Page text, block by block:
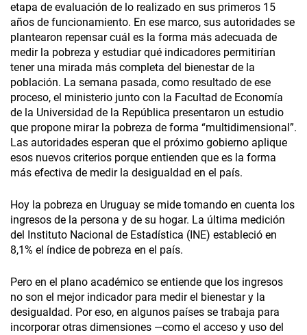
etapa de evaluación de lo realizado en sus primeros 15
años de funcionamiento. En ese marco, sus autoridades se
plantearon repensar cuál es la forma más adecuada de
medir la pobreza y estudiar qué indicadores permitirían
tener una mirada más completa del bienestar de la
población. La semana pasada, como resultado de ese
proceso, el ministerio junto con la Facultad de Economía
de la Universidad de la República presentaron un estudio
que propone mirar la pobreza de forma “multidimensional”.
Las autoridades esperan que el próximo gobierno aplique
esos nuevos criterios porque entienden que es la forma
más efectiva de medir la desigualdad en el país.
Hoy la pobreza en Uruguay se mide tomando en cuenta los
ingresos de la persona y de su hogar. La última medición
del Instituto Nacional de Estadística (INE) estableció en
8,1% el índice de pobreza en el país.
Pero en el plano académico se entiende que los ingresos
no son el mejor indicador para medir el bienestar y la
desigualdad. Por eso, en algunos países se trabaja para
incorporar otras dimensiones —como el acceso y uso del